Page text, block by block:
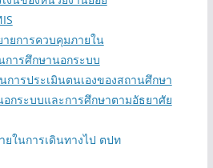
ายการควบคุมภายใน
ารศึกษานอกระบบ
การประเมินตนเองของสถานศึกษา
กระบบและการศึกษาตามอัธยาศัย
ในการเดินทางไป ตปท